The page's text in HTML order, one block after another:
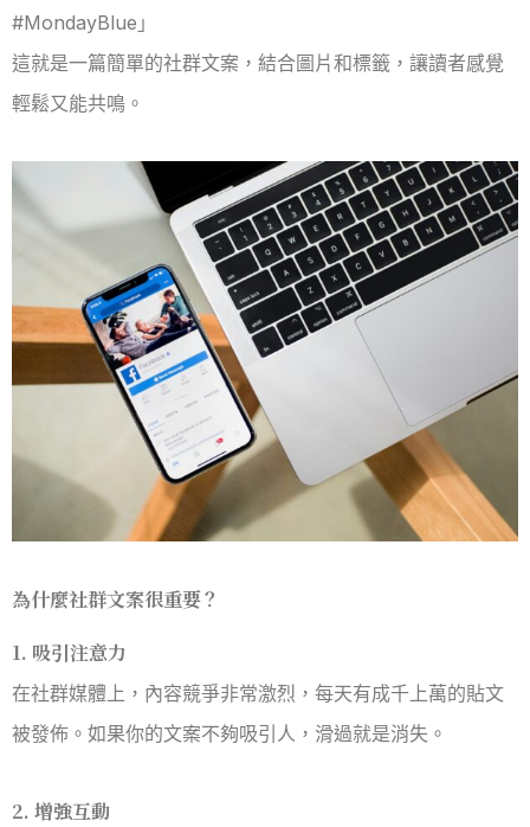
#MondayBlue」
這就是一篇簡單的社群文案，結合圖片和標籤，讓讀者感覺
輕鬆又能共鳴。
為什麼社群文案很重要？
1. 吸引注意力
在社群媒體上，內容競爭非常激烈，每天有成千上萬的貼文
被發佈。如果你的文案不夠吸引人，滑過就是消失。
2. 增強互動